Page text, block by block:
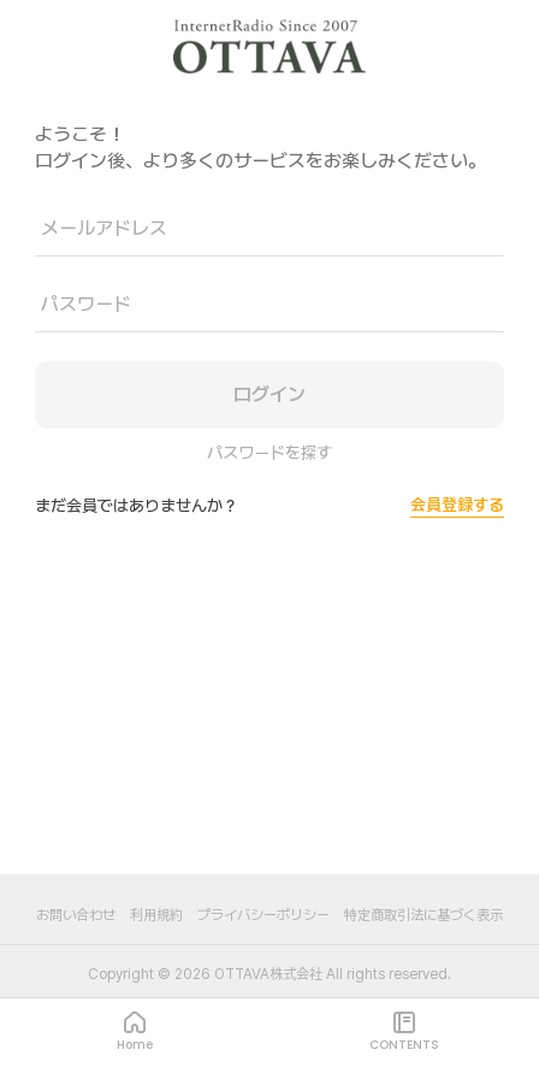
Home CONTENTS
ようこそ！
ログイン後、より多くのサービスをお楽しみください。
メールアドレス
パスワード
ログイン
パスワードを探す
まだ会員ではありませんか？ 会員登録する
お問い合わせ 利用規約 プライバシーポリシー 特定商取引法に基づく表示
Copyright © 2026 OTTAVA株式会社 All rights reserved.